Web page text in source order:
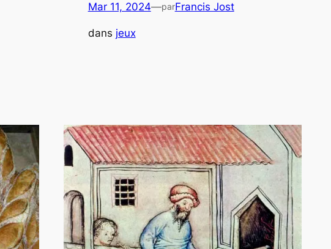
Mar 11, 2024—parFrancis Jost
dans jeux